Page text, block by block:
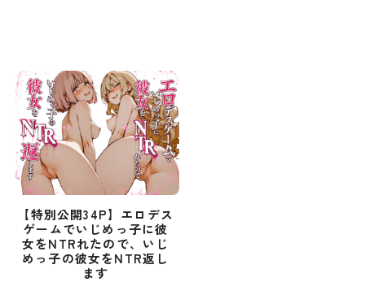
【特別公開34P】エロデス
ゲームでいじめっ子に彼
女をNTRれたので、いじ
めっ子の彼女をNTR返し
ます